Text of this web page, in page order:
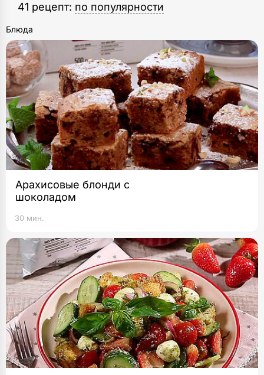
41 рецепт:
Блюда
Арахисовые блонди с
шоколадом
30 мин.